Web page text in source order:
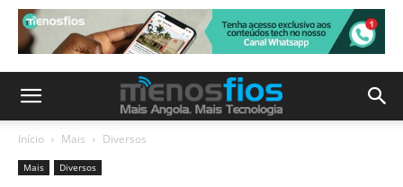
Início Mais Diversos
Mais Diversos